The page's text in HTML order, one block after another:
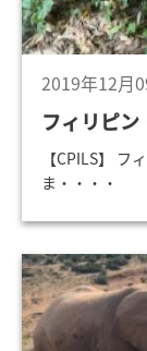
2019年12月
フィリピ
【CPILS】
ま・・・・